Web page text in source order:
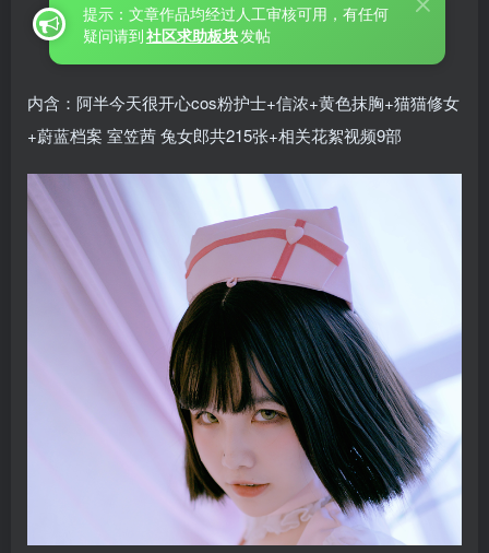
提示：文章作品均经过人工审核可用，有任何
疑问请到社区求助板块发帖
内含：阿半今天很开心cos粉护士+信浓+黄色抹胸+猫猫修女
+蔚蓝档案 室笠茜 兔女郎共215张+相关花絮视频9部